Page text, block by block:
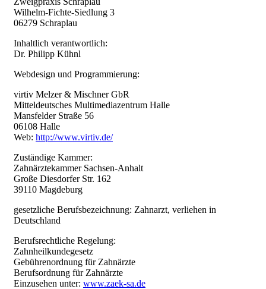
Wilhelm-Fichte-Siedlung 3
06279 Schraplau
Inhaltlich verantwortlich:
Dr. Philipp Kühnl
Webdesign und Programmierung:
virtiv Melzer & Mischner GbR
Mitteldeutsches Multimediazentrum Halle
Mansfelder Straße 56
06108 Halle
Web: http://www.virtiv.de/
Zuständige Kammer:
Zahnärztekammer Sachsen-Anhalt
Große Diesdorfer Str. 162
39110 Magdeburg
gesetzliche Berufsbezeichnung: Zahnarzt, verliehen in
Deutschland
Berufsrechtliche Regelung:
Zahnheilkundegesetz
Gebührenordnung für Zahnärzte
Berufsordnung für Zahnärzte
Einzusehen unter: www.zaek-sa.de